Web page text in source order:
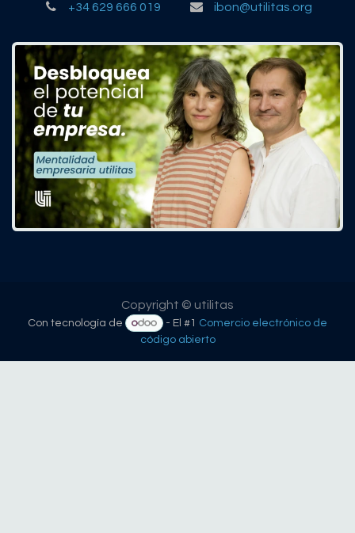
+34 629 666 019
ibon@utilitas.org
Copyright © utilitas
Con tecnología de - El #1 Comercio electrónico de
código abierto